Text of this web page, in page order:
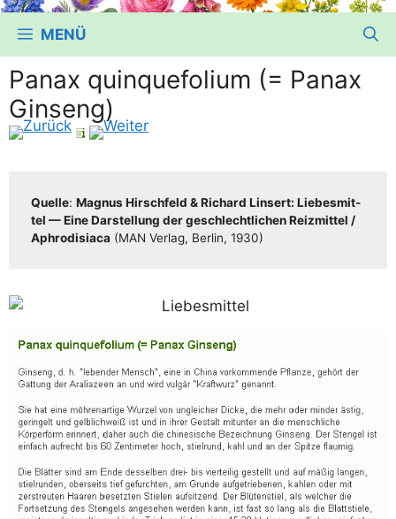
MENÜ
Panax quinquefolium (= Panax
Ginseng)
Quel­le: Magnus Hirsch­feld & Richard Lin­sert: Lie­bes­mit­
tel — Eine Dar­stel­lung der geschlecht­li­chen Reiz­mit­tel /​​
Aphro­di­sia­ca (MAN Ver­lag, Ber­lin, 1930)